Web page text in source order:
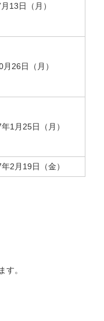
13日（月）
月26日（月）
1月25日（月）
2月19日（金）
す。